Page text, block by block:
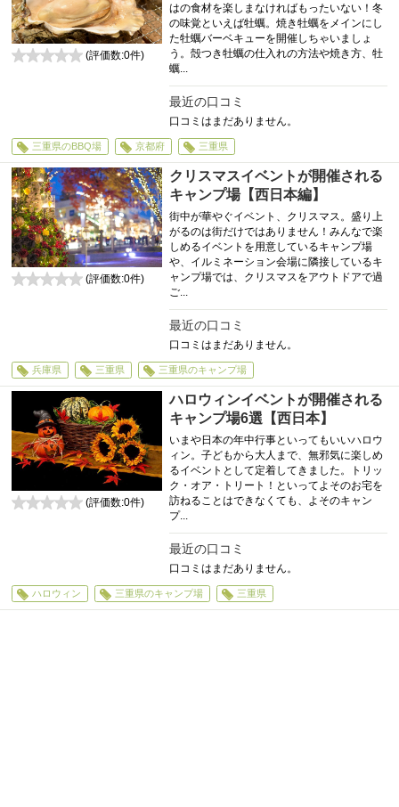
はの食材を楽しまなければもったいない！冬
の味覚といえば牡蠣。焼き牡蠣をメインにし
た牡蠣バーベキューを開催しちゃいましょ
う。殻つき牡蠣の仕入れの方法や焼き方、牡
蠣...
最近の口コミ
口コミはまだありません。
(評価数:0件)
三重県のBBQ場 京都府 三重県
クリスマスイベントが開催される
キャンプ場【西日本編】
街中が華やぐイベント、クリスマス。盛り上
がるのは街だけではありません！みんなで楽
しめるイベントを用意しているキャンプ場
や、イルミネーション会場に隣接しているキ
ャンプ場では、クリスマスをアウトドアで過
ご...
最近の口コミ
口コミはまだありません。
(評価数:0件)
兵庫県 三重県 三重県のキャンプ場
ハロウィンイベントが開催される
キャンプ場6選【西日本】
いまや日本の年中行事といってもいいハロウ
ィン。子どもから大人まで、無邪気に楽しめ
るイベントとして定着してきました。トリッ
ク・オア・トリート！といってよそのお宅を
訪ねることはできなくても、よそのキャン
プ...
最近の口コミ
口コミはまだありません。
(評価数:0件)
ハロウィン 三重県のキャンプ場 三重県